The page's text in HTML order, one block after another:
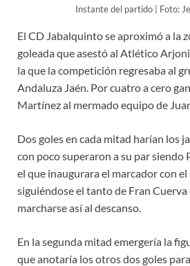
Instante del partido | Foto:
El CD Jabalquinto se aproximó a la
goleada que asestó al Atlético
la que la competición regresaba al
Andaluza Jaén. Por cuatro a cero
Martínez al mermado equipo de
Dos goles en cada mitad harían los
con poco superaron a su par siendo
el que inaugurara el marcador con el
siguiéndose el tanto de Fran Cuerva
marcharse así al descanso.
En la segunda mitad emergería la
que anotaría los otros dos goles